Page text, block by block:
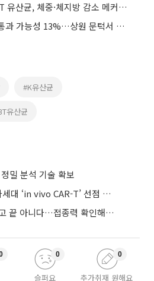
쎌바이오텍 “듀오락 CBT 유산균, 체중·체지방 감소 메커니즘 규명”
美 클래리티 법안 연내 통과 가능성 13%…상원 문턱서 제동
#K유산균
유산균
밀 분석 기술 확보
J&J도 참전…빅파마, 차세대 ‘in vivo CAR-T’ 선점 경쟁 본격화
“폐렴구균 백신, 맞았다고 끝 아니다…접종력 확인해야”
슬퍼요
0
추가취재 원해요
0